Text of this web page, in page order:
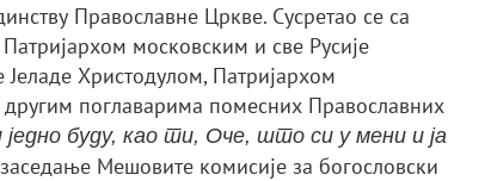
Православне Цркве. Сусретао се са
московским и све Русије
Христодулом, Патријархом
поглаварима помесних Православних
једно буду, као ти, Оче, што си у мени и ја
Мешовите комисије за богословски